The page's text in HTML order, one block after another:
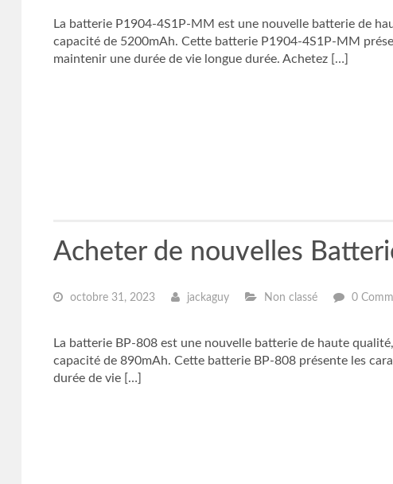
La batterie P1904-4S1P-MM est une nouvelle batterie de
capacité de 5200mAh. Cette batterie P1904-4S1P-MM
maintenir une durée de vie longue durée. Achetez […]
Acheter de nouvelles
octobre 31, 2023 jackaguy Non classé 0
La batterie BP-808 est une nouvelle batterie de haute
capacité de 890mAh. Cette batterie BP-808 présente les
durée de vie […]